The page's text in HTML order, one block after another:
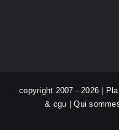
copyright 2007 - 2026 |
& cgu |Qui